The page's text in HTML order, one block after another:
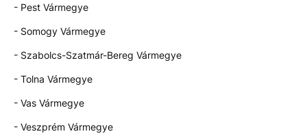
- Pest Vármegye
- Somogy Vármegye
- Szabolcs-Szatmár-Bereg Vármegye
- Tolna Vármegye
- Vas Vármegye
- Veszprém Vármegye